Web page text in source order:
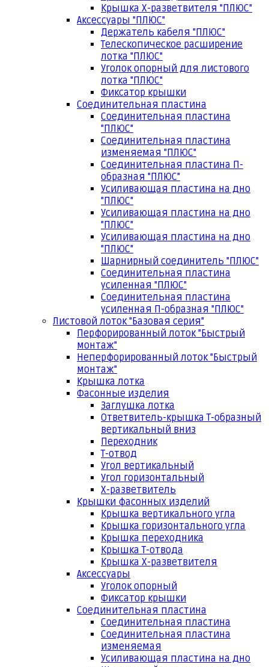
Крышка Х-разветвителя "ПЛЮС"
Аксессуары "ПЛЮС"
Держатель кабеля "ПЛЮС"
Телескопическое расширение
лотка "ПЛЮС"
Уголок опорный для листового
лотка "ПЛЮС"
Фиксатор крышки
Соединительная пластина
Соединительная пластина
"ПЛЮС"
Соединительная пластина
изменяемая "ПЛЮС"
Соединительная пластина П-
образная "ПЛЮС"
Усиливающая пластина на дно
"ПЛЮС"
Усиливающая пластина на дно
"ПЛЮС"
Усиливающая пластина на дно
"ПЛЮС"
Шарнирный соединитель "ПЛЮС"
Соединительная пластина
усиленная "ПЛЮС"
Соединительная пластина
усиленная П-образная "ПЛЮС"
Листовой лоток "Базовая серия"
Перфорированный лоток "Быстрый
монтаж"
Неперфорированный лоток "Быстрый
монтаж"
Крышка лотка
Фасонные изделия
Заглушка лотка
Ответвитель-крышка Т-образный
вертикальный вниз
Переходник
Т-отвод
Угол вертикальный
Угол горизонтальный
Х-разветвитель
Крышки фасонных изделий
Крышка вертикального угла
Крышка горизонтального угла
Крышка переходника
Крышка Т-отвода
Крышка Х-разветвителя
Аксессуары
Уголок опорный
Фиксатор крышки
Соединительная пластина
Соединительная пластина
Соединительная пластина
изменяемая
Усиливающая пластина на дно